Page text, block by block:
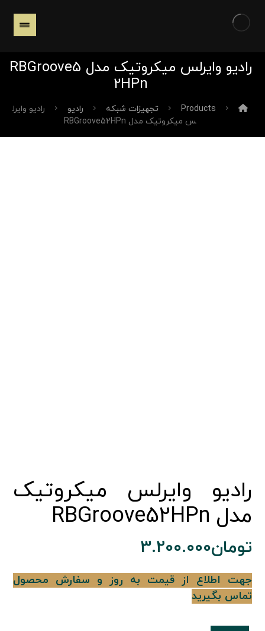
رادیو وایرلس میکروتیک مدل RBGroove5
2HPn
Products تجهیزات شبکه رادیو
رادیو وایرل
س میکروتیک مدل RBGroove52HPn
رادیو وایرلس میکروتیک
مدل RBGroove52HPn
تومان3.200.000
جهت اطلاع از قیمت به روز و سفارش محصول
تماس بگیرید